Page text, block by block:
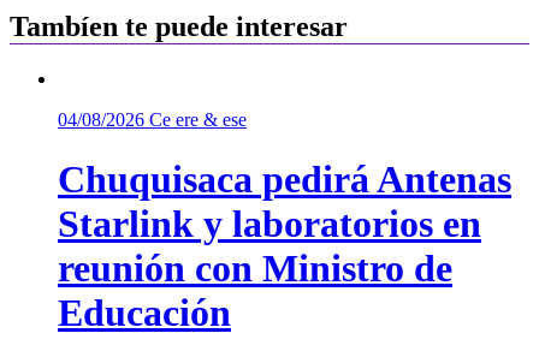
Tambíen te puede interesar
04/08/2026 Ce ere & ese
Chuquisaca pedirá Antenas
Starlink y laboratorios en
reunión con Ministro de
Educación